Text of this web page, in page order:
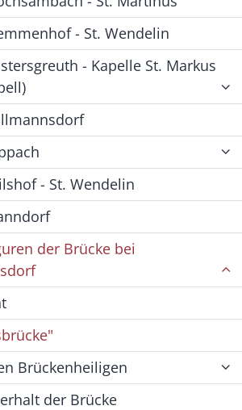
- St. Wendelin
- Kapelle St. Markus
- St. Wendelin
der Brücke bei
Brückenheiligen
der Brücke